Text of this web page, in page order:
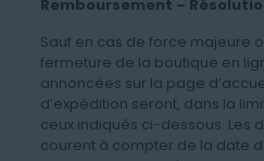
Remboursement –
Sauf en cas de force majeure
fermeture de la boutique en
annoncées sur la page
d’expédition seront, dans la
ceux indiqués ci-dessous. Les
courent à compter de la date